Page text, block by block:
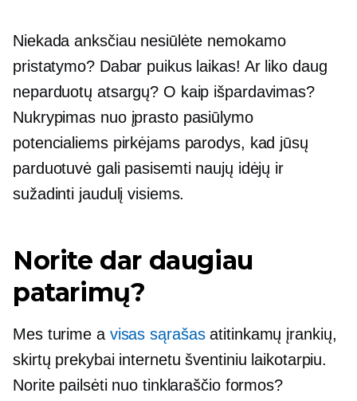
Niekada anksčiau nesiūlėte nemokamo
pristatymo? Dabar puikus laikas! Ar liko daug
neparduotų atsargų? O kaip išpardavimas?
Nukrypimas nuo įprasto pasiūlymo
potencialiems pirkėjams parodys, kad jūsų
parduotuvė gali pasisemti naujų idėjų ir
sužadinti jaudulį visiems.
Norite dar daugiau
patarimų?
Mes turime a visas sąrašasatitinkamų įrankių,
skirtų prekybai internetu šventiniu laikotarpiu.
Norite pailsėti nuo tinklaraščio formos?